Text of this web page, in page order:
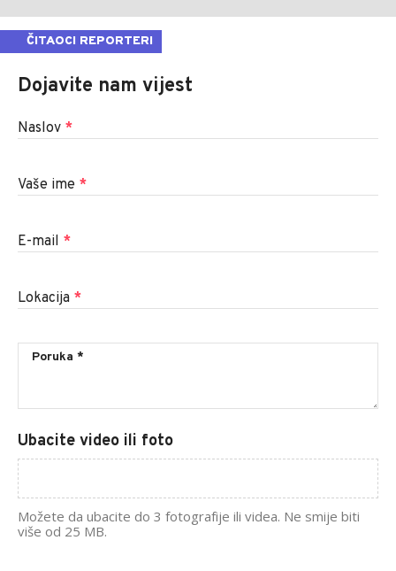
ČITAOCI REPORTERI
Dojavite nam vijest
Naslov *
Vaše ime *
E-mail *
Lokacija *
Ubacite video ili foto
Možete da ubacite do 3 fotografije ili videa. Ne smije biti
više od 25 MB.